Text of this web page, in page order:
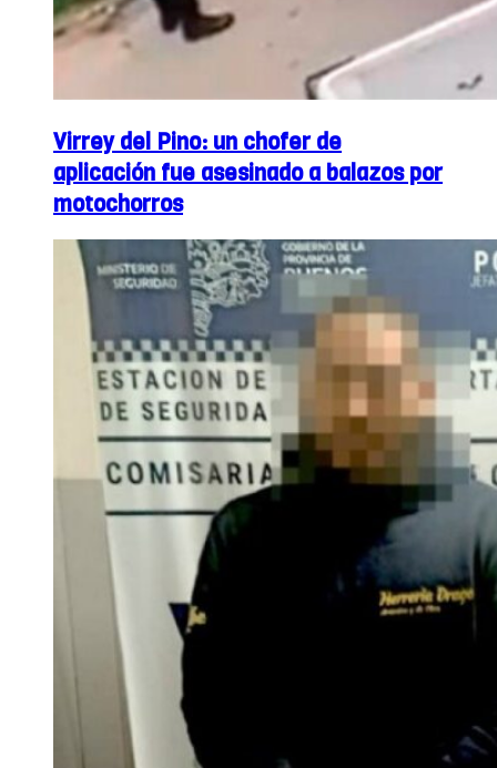
Virrey del Pino: un chofer de
aplicación fue asesinado a balazos por
motochorros